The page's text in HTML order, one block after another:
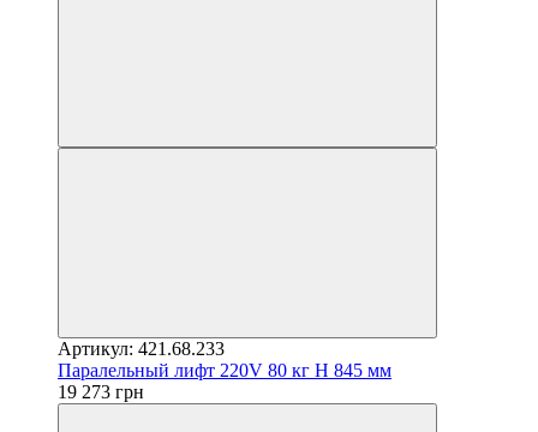
Артикул: 421.68.233
Паралельный лифт 220V 80 кг H 845 мм
19 273 грн